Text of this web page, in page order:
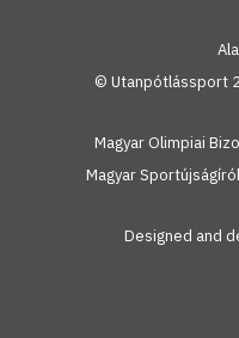
© Utanpótlássport
Magyar Olimpiai
Magyar
Designed and